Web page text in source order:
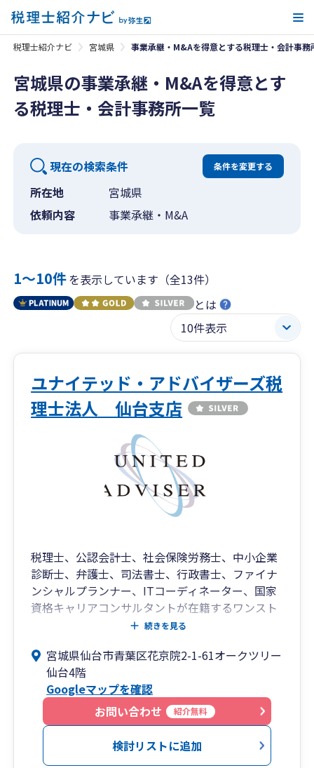
税理士紹介ナビ 宮城県 事業承継・M&Aを得意とする税理士・会計事務
宮城県の事業承継・M&Aを得意とす
る税理士・会計事務所一覧
現在の検索条件 条件を変更する
所在地
宮城県
依頼内容
事業承継・M&A
1〜10件を表示しています（全13件）
とは
ユナイテッド・アドバイザーズ税
理士法人 仙台支店
税理士、公認会計士、社会保険労務士、中小企業
診断士、弁護士、司法書士、行政書士、ファイナ
ンシャルプランナー、ITコーディネーター、国家
資格キャリアコンサルタントが在籍するワンスト
ップサービス事務所です。通常の税務・会計・給
給与・勤怠・請求・支払など一連の導入支援や業
務効率化コンサルティング、各種公的支援(補助
金、助成金、支援金、資金調達など)を着手金なし
の成功報酬後払い方式で支援しており、補助金を
使いながらテレワークでバックオフィス業務が可
能になったと多くのお客様にご満足頂いておりま
す。公的支援のみの単発のご依頼も歓迎です。
続きを見る
宮城県仙台市青葉区花京院2-1-61オークツリー
仙台4階
Googleマップを確認
お問い合わせ
紹介無料
検討リストに追加